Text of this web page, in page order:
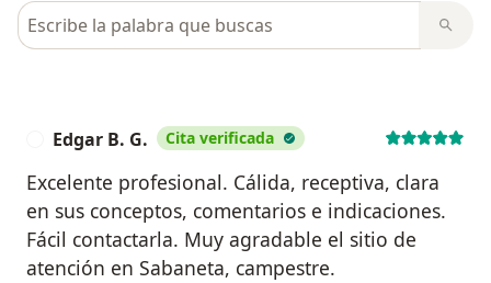
Busca en opiniones
Edgar B. G. Cita verificada
Excelente profesional. Cálida, receptiva, clara
en sus conceptos, comentarios e indicaciones.
Fácil contactarla. Muy agradable el sitio de
atención en Sabaneta, campestre.